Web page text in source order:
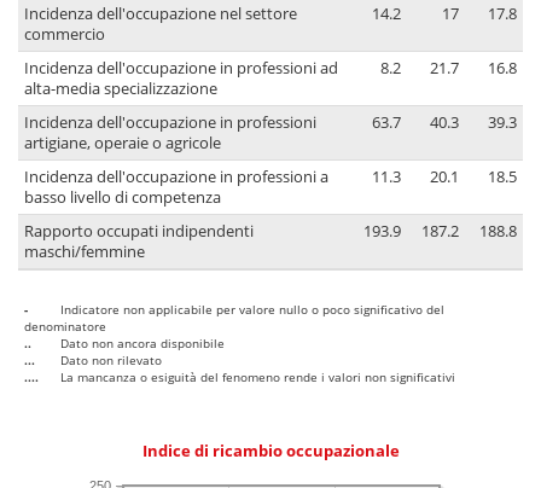
Incidenza dell'occupazione nel settore
commercio
14.2 17 17.8
Incidenza dell'occupazione in professioni ad
alta-media specializzazione
8.2 21.7 16.8
Incidenza dell'occupazione in professioni
artigiane, operaie o agricole
63.7 40.3 39.3
Incidenza dell'occupazione in professioni a
basso livello di competenza
11.3 20.1 18.5
Rapporto occupati indipendenti
maschi/femmine
193.9 187.2 188.8
-
Indicatore non applicabile per valore nullo o poco significativo del
denominatore
..
Dato non ancora disponibile
...
Dato non rilevato
....
La mancanza o esiguità del fenomeno rende i valori non significativi
Indice di ricambio occupazionale